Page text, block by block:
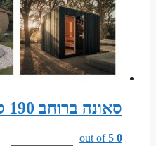
סאונה ברוחב 190 ס"מ x עומק 145 ס"מ x גובה 200 ס"מ סט חלקים לבניית סאונה יבשה קלאסית
0